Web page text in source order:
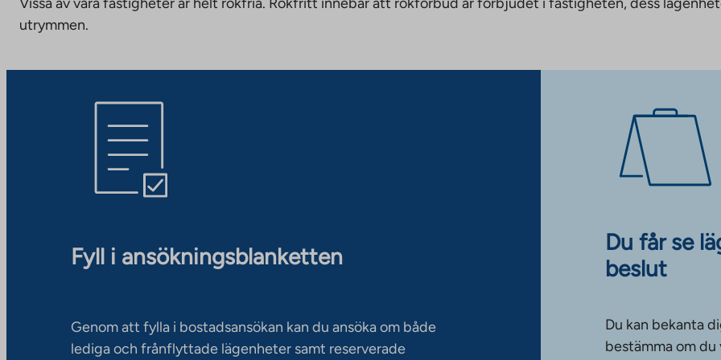
utrymmen.
Fyll i ansökningsblanketten
Genom att fylla i bostadsansökan kan du ansöka om både
lediga och frånflyttade lägenheter samt reserverade
Du får se
beslut
Du kan bekanta
bestämma om du